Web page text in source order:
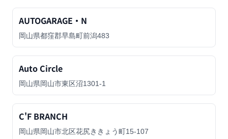
AUTOGARAGE・N
岡山県都窪郡早島町前潟483
Auto Circle
岡山県岡山市東区沼1301-1
C'F BRANCH
岡山県岡山市北区花尻ききょう町15-107